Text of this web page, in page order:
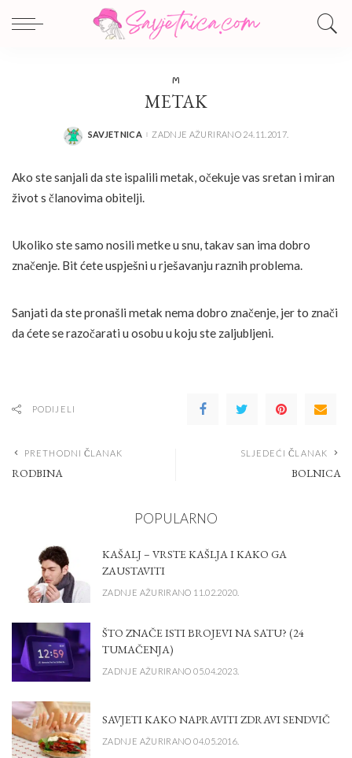
M
METAK
POSTED
SAVJETNICA ZADNJE AŽURIRANO 24.11.2017.
Ako ste sanjali da ste ispalili metak, očekuje vas sretan i miran
život s članovima obitelji.
Ukoliko ste samo nosili metke u snu, takav san ima dobro
značenje. Bit ćete uspješni u rješavanju raznih problema.
Sanjati da ste pronašli metak nema dobro značenje, jer to znači
da ćete se razočarati u osobu u koju ste zaljubljeni.
PODIJELI
PRETHODNI ČLANAK
RODBINA
SLJEDEĆI ČLANAK
BOLNICA
POPULARNO
KAŠALJ – VRSTE KAŠLJA I KAKO GA
ZAUSTAVITI
ZADNJE AŽURIRANO 11.02.2020.
ŠTO ZNAČE ISTI BROJEVI NA SATU? (24
TUMAČENJA)
ZADNJE AŽURIRANO 05.04.2023.
SAVJETI KAKO NAPRAVITI ZDRAVI SENDVIČ
ZADNJE AŽURIRANO 04.05.2016.